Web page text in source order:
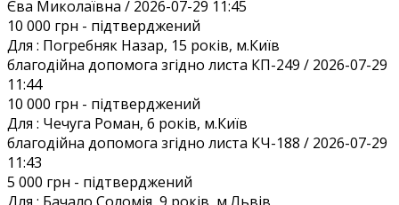
Єва Миколаївна / 2026-07-29 11:45
10 000 грн - підтверджений
Для : Погребняк Назар, 15 років, м.Київ
благодійна допомога згідно листа КП-249 / 2026-07-29
11:44
10 000 грн - підтверджений
Для : Чечуга Роман, 6 років, м.Київ
благодійна допомога згідно листа КЧ-188 / 2026-07-29
11:43
5 000 грн - підтверджений